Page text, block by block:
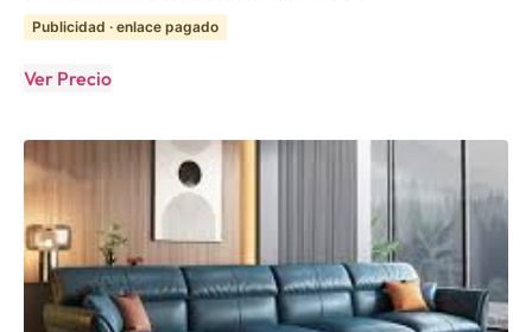
Publicidad · enlace pagado
Ver Precio